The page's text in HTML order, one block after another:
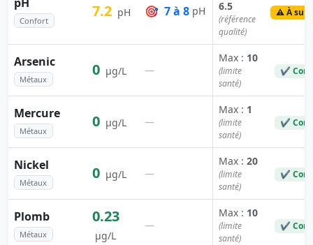
Confort
7.2 pH 🎯 7 à 8 pH
6.5
(référence
qualité)
⚠️ À
Arsenic
Métaux
0 µg/L —
Max : 10
(limite
santé)
✔
Mercure
Métaux
0 µg/L —
Max : 1
(limite
santé)
✔
Nickel
Métaux
0 µg/L —
Max : 20
(limite
santé)
✔
Plomb
Métaux
0.23
µg/L
—
Max : 10
(limite
santé)
✔